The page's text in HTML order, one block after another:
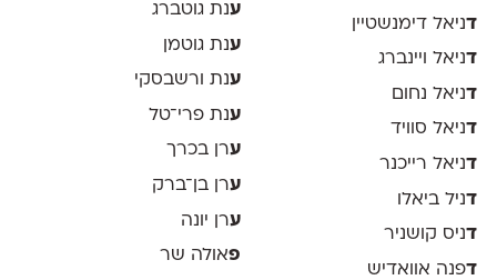
דניאל דימנשטיין
דניאל ויינברג
דניאל נחום
דניאל סוויד
דניאל רייכנר
דניל ביאלו
דניס קושניר
דפנה אוואדיש
ענת גוטברג
ענת גוטמן
ענת ורשבסקי
ענת פרי־טל
ערן בכרך
ערן בן־ברק
ערן יונה
פאולה שר